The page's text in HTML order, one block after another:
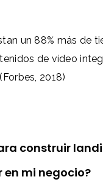
un 88% más de
de vídeo
2018)
construir
mi negocio?